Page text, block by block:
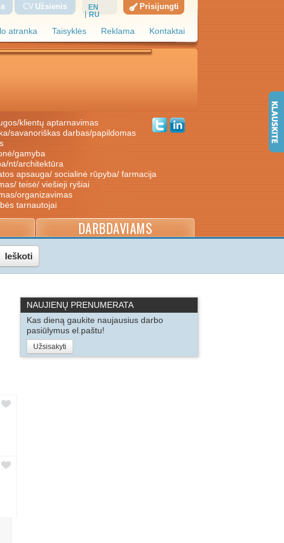
atranka Taisyklės Reklama Kontaktai
CV Užsienis
EN
RU
Prisijungti
klientų aptarnavimas
gamyba
nt/architektūra
apsauga/ socialinė rūpyba/ farmacija
teisė/ viešieji ryšiai
organizavimas
tarnautojai
DARBDAVIAMS
Ieškoti
NAUJIENŲ PRENUMERATA
Kas dieną gaukite naujausius darbo
pasiūlymus el.paštu!
Užsisakyti